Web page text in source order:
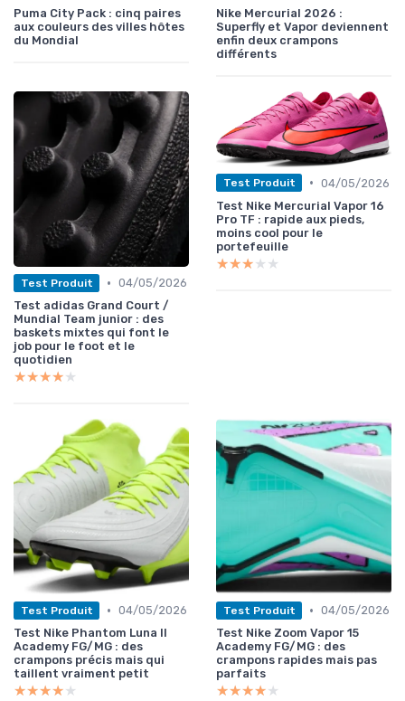
Puma City Pack : cinq paires
aux couleurs des villes hôtes
du Mondial
Nike Mercurial 2026 :
Superfly et Vapor deviennent
enfin deux crampons
différents
Test Produit • 04/05/2026
Test adidas Grand Court /
Mundial Team junior : des
baskets mixtes qui font le
job pour le foot et le
quotidien
★★★★★
★★★★★
Test Produit • 04/05/2026
Test Nike Mercurial Vapor 16
Pro TF : rapide aux pieds,
moins cool pour le
portefeuille
★★★★★
★★★★★
Test Produit • 04/05/2026
Test Nike Phantom Luna II
Academy FG/MG : des
crampons précis mais qui
taillent vraiment petit
★★★★★
★★★★★
Test Produit • 04/05/2026
Test Nike Zoom Vapor 15
Academy FG/MG : des
crampons rapides mais pas
parfaits
★★★★★
★★★★★